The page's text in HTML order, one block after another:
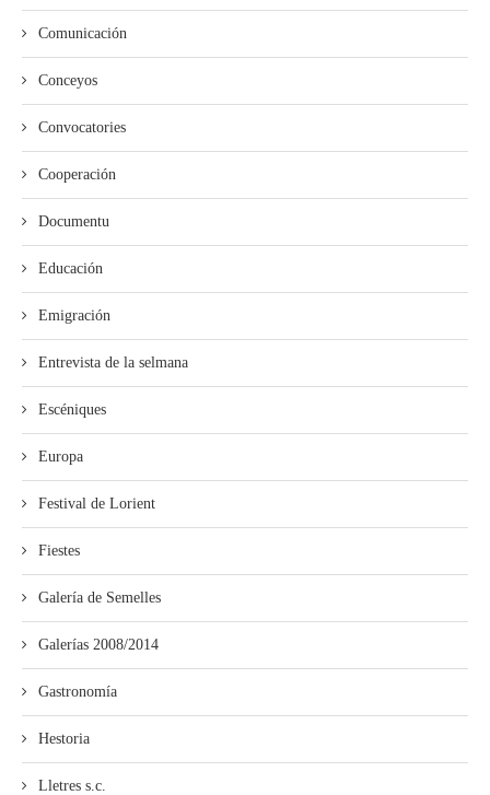
Comunicación
Conceyos
Convocatories
Cooperación
Documentu
Educación
Emigración
Entrevista de la selmana
Escéniques
Europa
Festival de Lorient
Fiestes
Galería de Semelles
Galerías 2008/2014
Gastronomía
Hestoria
Lletres s.c.